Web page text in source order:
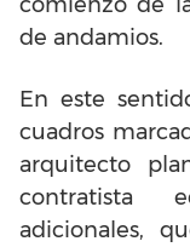
de andamios.
En este
cuadros
arquitecto
contratista
adicionales,